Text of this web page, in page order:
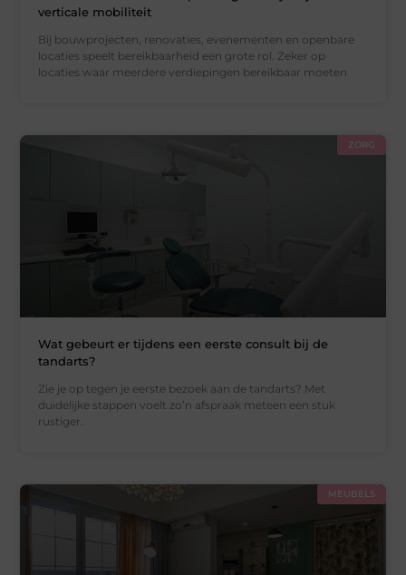
verticale mobiliteit
Bij bouwprojecten, renovaties, evenementen en openbare
locaties speelt bereikbaarheid een grote rol. Zeker op
locaties waar meerdere verdiepingen bereikbaar moeten
ZORG
Wat gebeurt er tijdens een eerste consult bij de
tandarts?
Zie je op tegen je eerste bezoek aan de tandarts? Met
duidelijke stappen voelt zo’n afspraak meteen een stuk
rustiger.
MEUBELS